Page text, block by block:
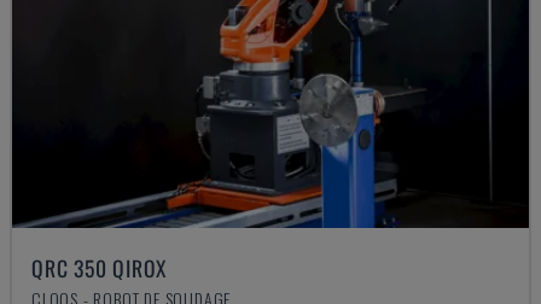
QRC 350 QIROX
CLOOS - ROBOT DE SOUDAGE